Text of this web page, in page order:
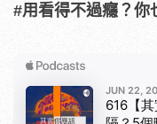
#用看得不過癮？你